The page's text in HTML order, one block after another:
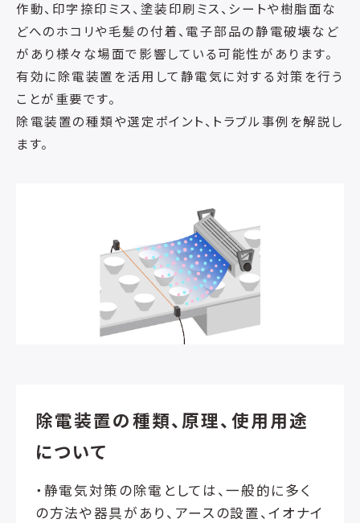
作動、印字捺印ミス、塗装印刷ミス、シートや樹脂面な
どへのホコリや毛髪の付着、電子部品の静電破壊など
があり様々な場面で影響している可能性があります。
有効に除電装置を活用して静電気に対する対策を行う
ことが重要です。
除電装置の種類や選定ポイント、トラブル事例を解説し
ます。
除電装置の種類、原理、使用用途
について
・静電気対策の除電としては、一般的に多く
の方法や器具があり、アースの設置、イオナイ